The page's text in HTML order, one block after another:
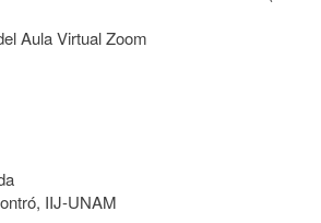
Aula Virtual Zoom
IIJ-UNAM